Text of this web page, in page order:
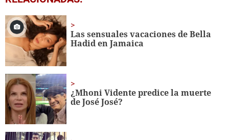
seconds
1
minute,
20
seconds
Las sensuales vacaciones de Bella
Hadid en Jamaica
¿Mhoni Vidente predice la muerte
de José José?